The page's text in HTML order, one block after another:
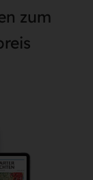
zum